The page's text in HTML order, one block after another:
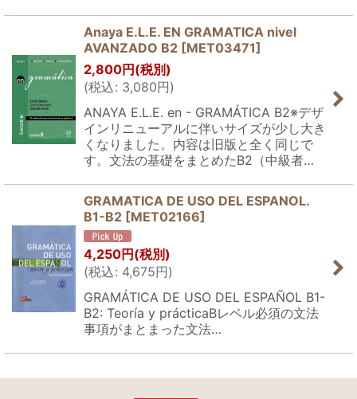
Anaya E.L.E. EN GRAMATICA nivel
AVANZADO B2 [MET03471]
2,800円(税別)
(税込: 3,080円)
ANAYA E.L.E. en - GRAMÁTICA B2※デザ
インリニューアルに伴いサイズが少し大き
くなりました。内容は旧版と全く同じで
す。文法の基礎をまとめたB2（中級者…
GRAMATICA DE USO DEL ESPANOL.
B1-B2 [MET02166]
4,250円(税別)
(税込: 4,675円)
GRAMÁTICA DE USO DEL ESPAÑOL B1-
B2: Teoría y prácticaBレベル必須の文法
事項がまとまった文法…